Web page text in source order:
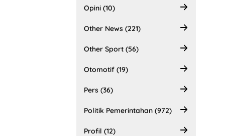
Opini (10)
Other News (221)
Other Sport (56)
Otomotif (19)
Pers (36)
Politik Pemerintahan (972)
Profil (12)